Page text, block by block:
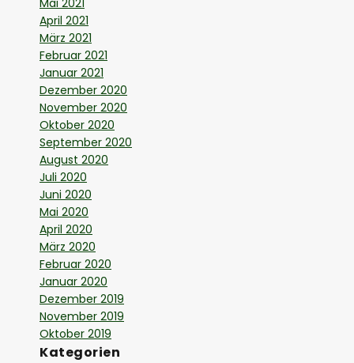
Mai 2021
April 2021
März 2021
Februar 2021
Januar 2021
Dezember 2020
November 2020
Oktober 2020
September 2020
August 2020
Juli 2020
Juni 2020
Mai 2020
April 2020
März 2020
Februar 2020
Januar 2020
Dezember 2019
November 2019
Oktober 2019
Kategorien